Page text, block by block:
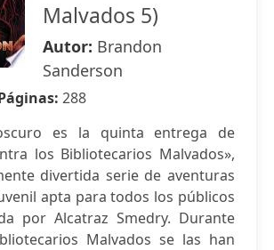
Malvados 5)
Autor: Brandon
Sanderson
288
es la quinta entrega de
los Bibliotecarios Malvados»,
divertida serie de aventuras
apta para todos los públicos
por Alcatraz Smedry. Durante
Malvados se las han